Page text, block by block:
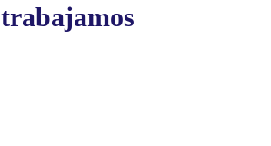
trabajamos